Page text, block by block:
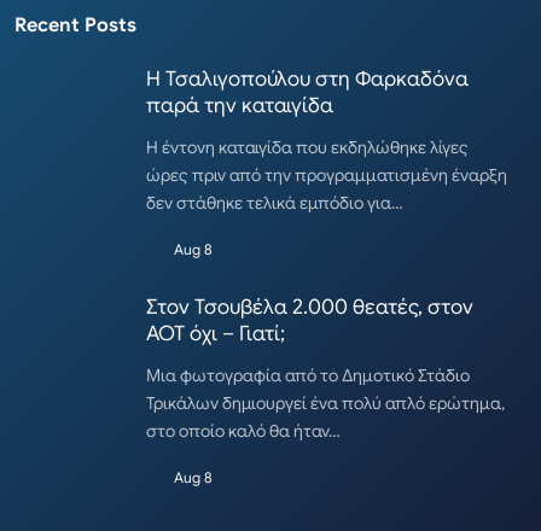
Recent Posts
Η Τσαλιγοπούλου στη Φαρκαδόνα
παρά την καταιγίδα
Η έντονη καταιγίδα που εκδηλώθηκε λίγες
ώρες πριν από την προγραμματισμένη έναρξη
δεν στάθηκε τελικά εμπόδιο για…
Aug 8
Στον Τσουβέλα 2.000 θεατές, στον
ΑΟΤ όχι – Γιατί;
Μια φωτογραφία από το Δημοτικό Στάδιο
Τρικάλων δημιουργεί ένα πολύ απλό ερώτημα,
στο οποίο καλό θα ήταν…
Aug 8